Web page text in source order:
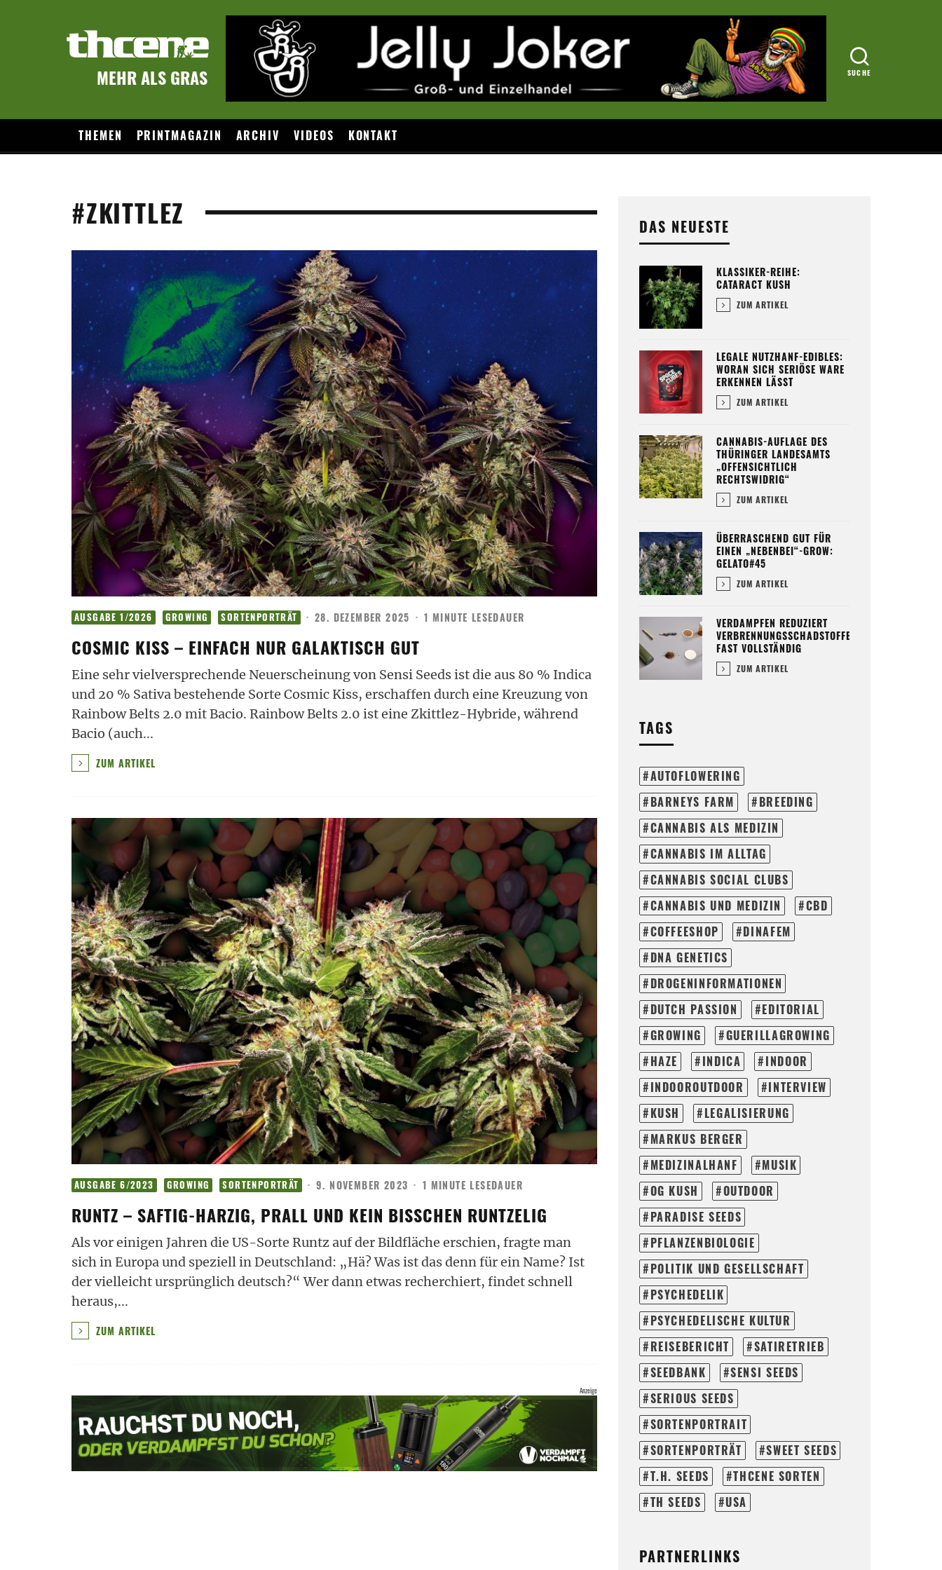
MEHR ALS GRAS
THEMEN PRINTMAGAZIN ARCHIV VIDEOS KONTAKT
#ZKITTLEZ
AUSGABE 1/2026 GROWING SORTENPORTRÄT · 28. DEZEMBER 2025 · 1 MINUTE LESEDAUER
COSMIC KISS – EINFACH NUR GALAKTISCH GUT
Eine sehr vielversprechende Neuerscheinung von Sensi Seeds ist die aus 80 % Indica
und 20 % Sativa bestehende Sorte Cosmic Kiss, erschaffen durch eine Kreuzung von
Rainbow Belts 2.0 mit Bacio. Rainbow Belts 2.0 ist eine Zkittlez-Hybride, während
Bacio (auch...
ZUM ARTIKEL
AUSGABE 6/2023 GROWING SORTENPORTRÄT · 9. NOVEMBER 2023 · 1 MINUTE LESEDAUER
RUNTZ – SAFTIG-HARZIG, PRALL UND KEIN BISSCHEN RUNTZELIG
Als vor einigen Jahren die US-Sorte Runtz auf der Bildfläche erschien, fragte man
sich in Europa und speziell in Deutschland: „Hä? Was ist das denn für ein Name? Ist
der vielleicht ursprünglich deutsch?“ Wer dann etwas recherchiert, findet schnell
heraus,...
ZUM ARTIKEL
DAS NEUESTE
KLASSIKER-REIHE:
CATARACT KUSH
ZUM ARTIKEL
LEGALE NUTZHANF-EDIBLES:
WORAN SICH SERIÖSE WARE
ERKENNEN LÄSST
ZUM ARTIKEL
CANNABIS-AUFLAGE DES
THÜRINGER LANDESAMTS
„OFFENSICHTLICH
RECHTSWIDRIG“
ZUM ARTIKEL
ÜBERRASCHEND GUT FÜR
EINEN „NEBENBEI“-GROW:
GELATO#45
ZUM ARTIKEL
VERDAMPFEN REDUZIERT
VERBRENNUNGSSCHADSTOFFE
FAST VOLLSTÄNDIG
ZUM ARTIKEL
TAGS
AUTOFLOWERING
BARNEYS FARM
BREEDING
CANNABIS ALS MEDIZIN
CANNABIS IM ALLTAG
CANNABIS SOCIAL CLUBS
CANNABIS UND MEDIZIN
CBD
COFFEESHOP
DINAFEM
DNA GENETICS
DROGENINFORMATIONEN
DUTCH PASSION
EDITORIAL
GROWING
GUERILLAGROWING
HAZE
INDICA
INDOOR
INDOOROUTDOOR
INTERVIEW
KUSH
LEGALISIERUNG
MARKUS BERGER
MEDIZINALHANF
MUSIK
OG KUSH
OUTDOOR
PARADISE SEEDS
PFLANZENBIOLOGIE
POLITIK UND GESELLSCHAFT
PSYCHEDELIK
PSYCHEDELISCHE KULTUR
REISEBERICHT
SATIRETRIEB
SEEDBANK
SENSI SEEDS
SERIOUS SEEDS
SORTENPORTRAIT
SORTENPORTRÄT
SWEET SEEDS
T.H. SEEDS
THCENE SORTEN
TH SEEDS
USA
PARTNERLINKS